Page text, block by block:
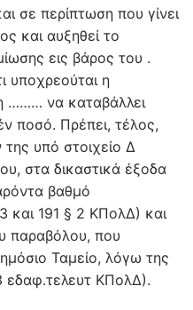
σε περίπτωση που γίνει
και αυξηθεί το
εις βάρος του .
υποχρεούται η
……… να καταβάλλει
ποσό. Πρέπει, τέλος,
υπό στοιχείο Δ
στα δικαστικά έξοδα
βαθμό
και 191 § 2 ΚΠολΔ) και
παραβόλου, που
Ταμείο, λόγω της
εδαφ.τελευτ ΚΠολΔ).